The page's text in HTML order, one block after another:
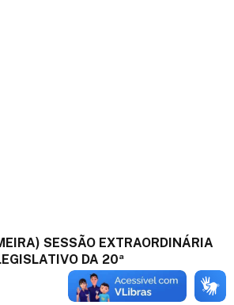
SESSÃO EXTRAORDINÁRIA
DA 20ª